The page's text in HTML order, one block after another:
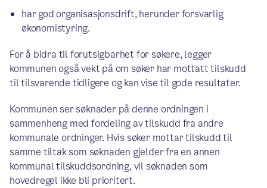
har god organisasjonsdrift, herunder forsvarlig
økonomistyring.
For å bidra til forutsigbarhet for søkere, legger
kommunen også vekt på om søker har mottatt tilskudd
til tilsvarende tidligere og kan vise til gode resultater.
Kommunen ser søknader på denne ordningen i
sammenheng med fordeling av tilskudd fra andre
kommunale ordninger. Hvis søker mottar tilskudd til
samme tiltak som søknaden gjelder fra en annen
kommunal tilskuddsordning, vil søknaden som
hovedregel ikke bli prioritert.